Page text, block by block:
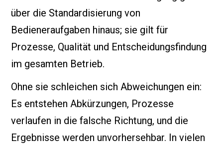
über die Standardisierung von
Bedieneraufgaben hinaus; sie gilt für
Prozesse, Qualität und Entscheidungsfindung
im gesamten Betrieb.
Ohne sie schleichen sich Abweichungen ein:
Es entstehen Abkürzungen, Prozesse
verlaufen in die falsche Richtung, und die
Ergebnisse werden unvorhersehbar. In vielen